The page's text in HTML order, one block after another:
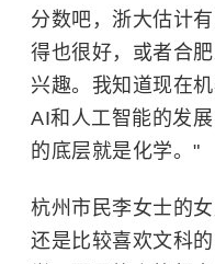
分数吧，浙大估计
得也很好，或者合
兴趣。我知道现在
AI和人工智能的发
的底层就是化学。"
杭州市民李女士的
还是比较喜欢文科